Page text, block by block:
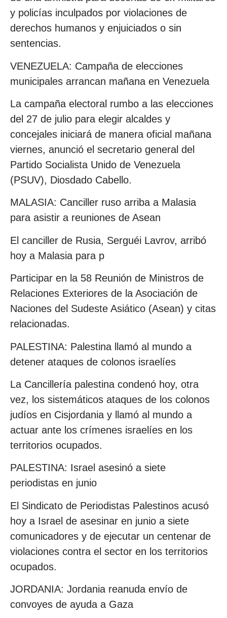
y policías inculpados por violaciones de
derechos humanos y enjuiciados o sin
sentencias.
VENEZUELA: Campaña de elecciones
municipales arrancan mañana en Venezuela
La campaña electoral rumbo a las elecciones
del 27 de julio para elegir alcaldes y
concejales iniciará de manera oficial mañana
viernes, anunció el secretario general del
Partido Socialista Unido de Venezuela
(PSUV), Diosdado Cabello.
MALASIA: Canciller ruso arriba a Malasia
para asistir a reuniones de Asean
El canciller de Rusia, Serguéi Lavrov, arribó
hoy a Malasia para p
Participar en la 58 Reunión de Ministros de
Relaciones Exteriores de la Asociación de
Naciones del Sudeste Asiático (Asean) y citas
relacionadas.
PALESTINA: Palestina llamó al mundo a
detener ataques de colonos israelíes
La Cancillería palestina condenó hoy, otra
vez, los sistemáticos ataques de los colonos
judíos en Cisjordania y llamó al mundo a
actuar ante los crímenes israelíes en los
territorios ocupados.
PALESTINA: Israel asesinó a siete
periodistas en junio
El Sindicato de Periodistas Palestinos acusó
hoy a Israel de asesinar en junio a siete
comunicadores y de ejecutar un centenar de
violaciones contra el sector en los territorios
ocupados.
JORDANIA: Jordania reanuda envío de
convoyes de ayuda a Gaza